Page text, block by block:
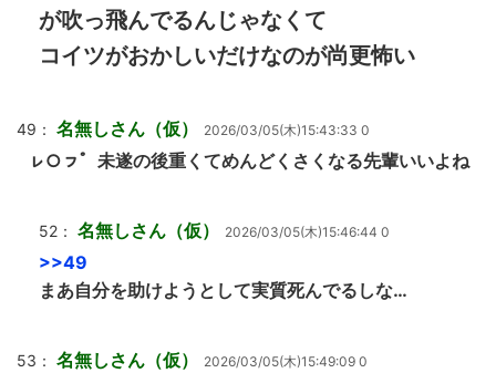
が吹っ飛んでるんじゃなくて
コイツがおかしいだけなのが尚更怖い
49： 名無しさん（仮） 2026/03/05(木)15:43:33 0
ㇾ○ㇷ゜未遂の後重くてめんどくさくなる先輩いいよね
52： 名無しさん（仮） 2026/03/05(木)15:46:44 0
>>49
まあ自分を助けようとして実質死んでるしな…
53： 名無しさん（仮） 2026/03/05(木)15:49:09 0